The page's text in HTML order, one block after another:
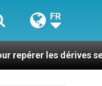
FR
dérives sectaires du